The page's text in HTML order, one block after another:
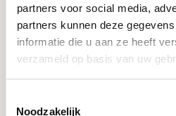
partners voor social media,
partners kunnen deze
informatie die u aan ze heeft
verzameld op basis van uw
Noodzakelijk
Badkamer spot Rain 1